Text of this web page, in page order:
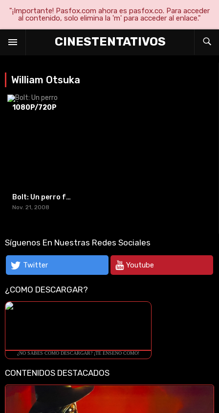
"¡Importante! Pasfox.com ahora es pasfox.co. Para acceder
al contenido, solo elimina la 'm' para acceder al enlace."
CINESTENTATIVOS
William Otsuka
1080P/720P
Bolt: Un perro fuera de serie
Nov. 21, 2008
Síguenos En Nuestras Redes Sociales
Twitter Youtube
¿COMO DESCARGAR?
¿NO SABES COMO DESCARGAR? ¡TE ENSEÑO COMO!
CONTENIDOS DESTACADOS